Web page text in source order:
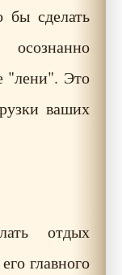
бы сделать
"лени". Это
ваших
отдых
главного